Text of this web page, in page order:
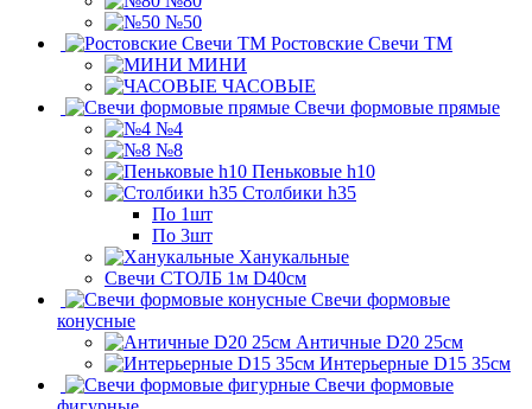
№50
Ростовские Свечи ТМ
МИНИ
ЧАСОВЫЕ
Свечи формовые прямые
№4
№8
Пеньковые h10
Столбики h35
По 1шт
По 3шт
Ханукальные
Свечи СТОЛБ 1м D40см
Свечи формовые
конусные
Античные D20 25см
Интерьерные D15 35см
Свечи формовые